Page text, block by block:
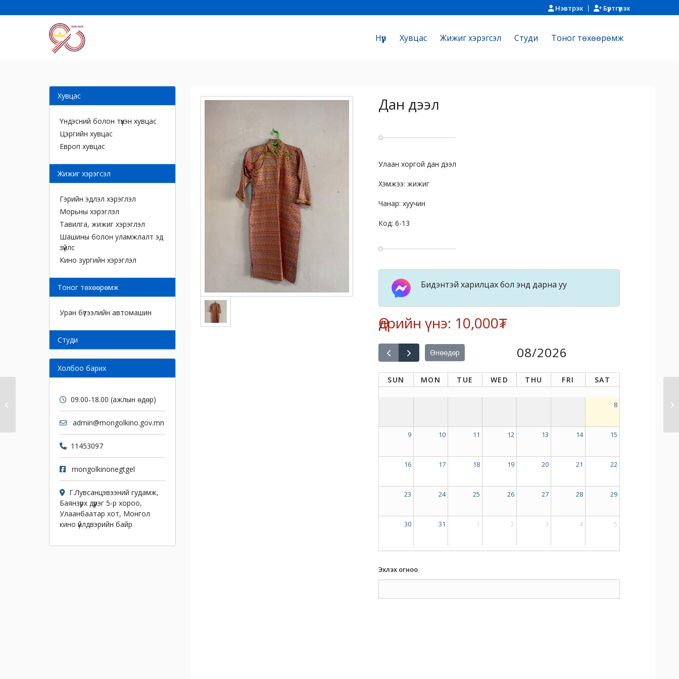
Нэвтрэх Бүртгүүлэх
Нүүр Хувцас Жижиг хэрэгсэл Cтуди Тоног төхөөрөмж
Дан дээл
Улаан хоргой дан дээл
Хэмжээ: жижиг
Чанар: хуучин
Код: 6-13
Бидэнтэй харилцах бол энд дарна уу
Өдрийн үнэ: 10,000₮
Өнөөдөр 08/2026
SUN MON TUE WED THU FRI SAT
8
9 10 11 12 13 14 15
16 17 18 19 20 21 22
23 24 25 26 27 28 29
30 31 1 2 3 4 5
Эхлэх огноо
Хувцас
Үндэсний болон түүхэн хувцас
Цэргийн хувцас
Европ хувцас
Жижиг хэрэгсэл
Гэрийн эдлэл хэрэглэл
Морьны хэрэглэл
Тавилга, жижиг хэрэглэл
Шашины болон уламжлалт эд
зүйлс
Кино зургийн хэрэглэл
Тоног төхөөрөмж
Уран бүтээлийн автомашин
Cтуди
Холбоо барих
09.00-18.00 (ажлын өдөр)
admin@mongolkino.gov.mn
11453097
mongolkinonegtgel
Г.Лувсанцэвээний гудамж,
Баянзүрх дүүрэг 5-р хороо,
Улаанбаатар хот, Монгол
кино үйлдвэрийн байр